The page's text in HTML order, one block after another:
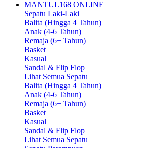
MANTUL168 ONLINE
Sepatu Laki-Laki
Balita (Hingga 4 Tahun)
Anak (4-6 Tahun)
Remaja (6+ Tahun)
Basket
Kasual
Sandal & Flip Flop
Lihat Semua Sepatu
Balita (Hingga 4 Tahun)
Anak (4-6 Tahun)
Remaja (6+ Tahun)
Basket
Kasual
Sandal & Flip Flop
Lihat Semua Sepatu